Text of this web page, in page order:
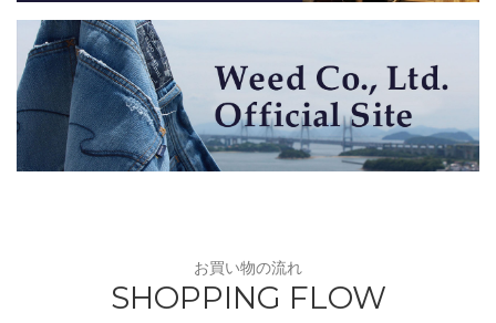
お買い物の流れ
SHOPPING FLOW